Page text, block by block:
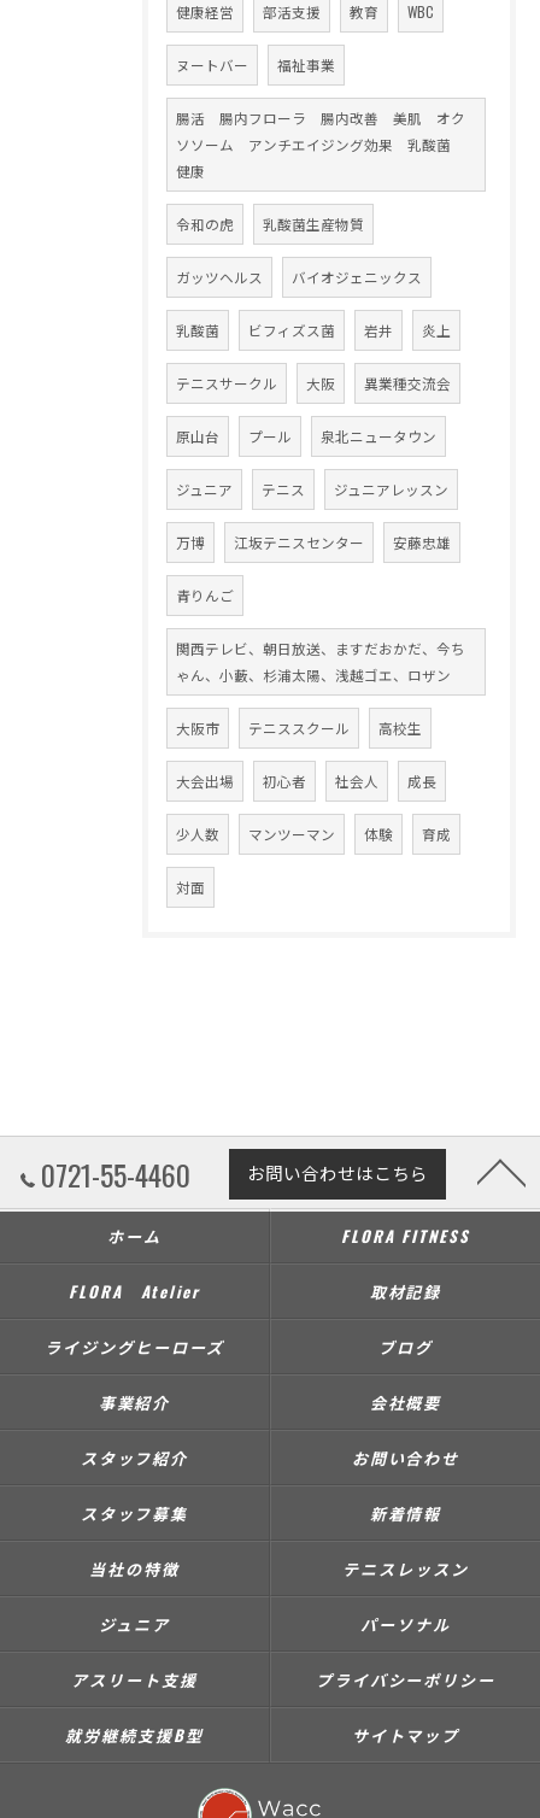
健康経営 部活支援 教育 WBC
ヌートバー 福祉事業
腸活 腸内フローラ 腸内改善 美肌 オク
ソソーム アンチエイジング効果 乳酸菌
健康
令和の虎 乳酸菌生産物質
ガッツヘルス バイオジェニックス
乳酸菌 ビフィズス菌 岩井 炎上
テニスサークル 大阪 異業種交流会
原山台 プール 泉北ニュータウン
ジュニア テニス ジュニアレッスン
万博 江坂テニスセンター 安藤忠雄
青りんご
関西テレビ、朝日放送、ますだおかだ、今ち
ゃん、小藪、杉浦太陽、浅越ゴエ、ロザン
大阪市 テニススクール 高校生
大会出場 初心者 社会人 成長
少人数 マンツーマン 体験 育成
対面
0721-55-4460 お問い合わせはこちら
ホーム FLORA FITNESS
FLORA Atelier 取材記録
ライジングヒーローズ ブログ
事業紹介 会社概要
スタッフ紹介 お問い合わせ
スタッフ募集 新着情報
当社の特徴 テニスレッスン
ジュニア パーソナル
アスリート支援 プライバシーポリシー
就労継続支援B型 サイトマップ